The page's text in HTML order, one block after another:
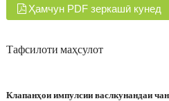
Ҳамчун PDF зеркашӣ кунед
Тафсилоти маҳсулот
Клапанҳои импулсии васлкунандаи